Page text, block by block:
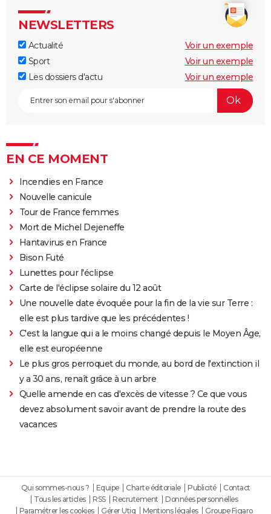
NEWSLETTERS
Actualité
Voir un exemple
Sport
Voir un exemple
Les dossiers d'actu
Voir un exemple
EN CE MOMENT
Incendies en France
Nouvelle canicule
Tour de France femmes
Mort de Michel Dejeneffe
Hantavirus en France
Bison Futé
Lunettes pour l'éclipse
Carte de l'éclipse solaire du 12 août
Une nouvelle date évoquée pour la fin de la vie sur Terre :
elle est plus tardive que les précédentes !
C'est la langue qui a le moins changé depuis le Moyen Âge,
elle est européenne
Le plus gros perroquet du monde, au bord de l'extinction il
y a 30 ans, renaît grâce à un arbre
Quelle amende en cas d'excès de vitesse ? Ce que vous
devez absolument savoir avant de prendre la route des
vacances
Qui sommes-nous ? Equipe Charte éditoriale Publicité
Contact
Tous les articles
RSS Recrutement
Données personnelles
Paramétrer les cookies
Gérer Utiq Mentions légales Groupe Figaro